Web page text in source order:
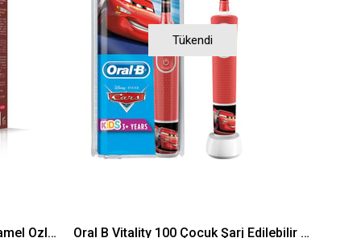
Rocs Junior 6-12 Çikolata Karamel Özlü Diş Macunu 60 ml
Tükendi
Oral B Vitality 100 Çocuk Şarj Edilebilir Diş Fırçası Cars